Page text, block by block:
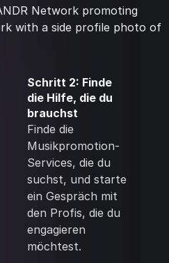
Schritt 2: Finde
die Hilfe, die du
brauchst
Finde die
Musikpromotion-
Services, die du
suchst, und starte
ein Gespräch mit
den Profis, die du
engagieren
möchtest.